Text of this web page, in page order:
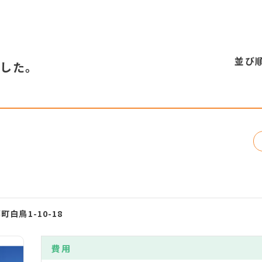
た。 並び
白鳥1-10-18
費用